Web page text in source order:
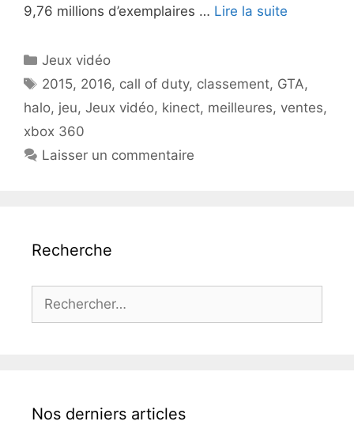
9,76 millions d’exemplaires … Lire la suite
Catégories
Jeux vidéo
Étiquettes
2015, 2016, call of duty, classement, GTA,
halo, jeu, Jeux vidéo, kinect, meilleures, ventes,
xbox 360
Laisser un commentaire
Recherche
Nos derniers articles